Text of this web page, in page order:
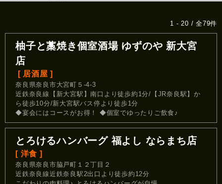
1 - 20 / 全79件
柚子と藁焼き個室酒場 ゆずのや 新大宮
店
[ 居酒屋 ]
奈良県奈良市大宮町５-4-3
近鉄奈良線【新大宮駅】南口より徒歩約1分/【JR奈良駅】か
ら徒歩10分/新大宮駅バス停より徒歩1分
◆宴会にはコースがお得！ ◆個室でゆったりご飲食♪
とろけるハンバーグ 福よし ならまち店
[ 洋食 ]
奈良県奈良市脇戸町１２丁目２
近鉄奈良線近鉄奈良駅2出口より徒歩約12分